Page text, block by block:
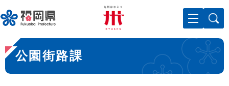
ー
ジ
先
頭
で
メニューを飛ばして本文へ
本
文
公園街路課